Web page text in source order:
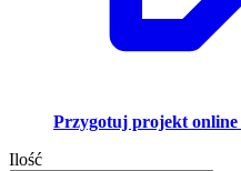
Przygotuj projekt online
Ilość